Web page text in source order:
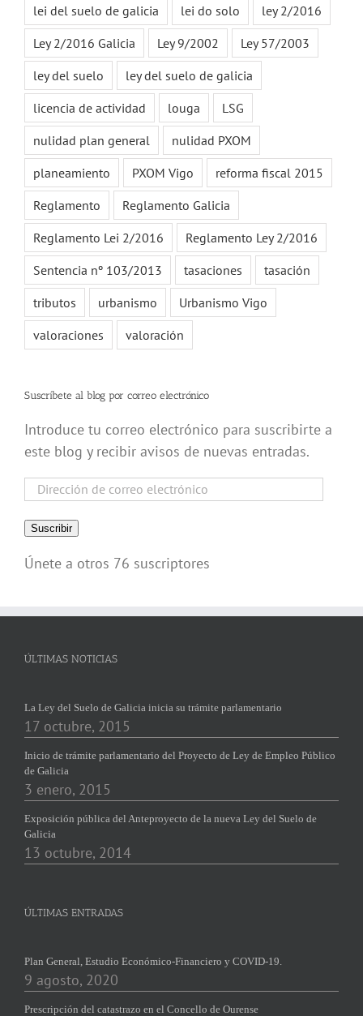
lei del suelo de galicia lei do solo
ley 2/2016
Ley 2/2016 Galicia
Ley 9/2002
Ley 57/2003
ley del suelo
ley del suelo de galicia
licencia de actividad
louga
LSG
nulidad plan general
nulidad PXOM
planeamiento
PXOM Vigo
reforma fiscal 2015
Reglamento
Reglamento Galicia
Reglamento Lei 2/2016
Reglamento Ley 2/2016
Sentencia nº 103/2013
tasaciones
tasación
tributos
urbanismo
Urbanismo Vigo
valoraciones
valoración
Suscríbete al blog por correo electrónico
Introduce tu correo electrónico para suscribirte a
este blog y recibir avisos de nuevas entradas.
Dirección
correo
electrónico
Suscribir
Únete a otros 76 suscriptores
ÚLTIMAS NOTICIAS
La Ley del Suelo de Galicia inicia su trámite parlamentario
17 octubre, 2015
Inicio de trámite parlamentario del Proyecto de Ley de Empleo Público
de Galicia
3 enero, 2015
Exposición pública del Anteproyecto de la nueva Ley del Suelo de
Galicia
13 octubre, 2014
ÚLTIMAS ENTRADAS
Plan General, Estudio Económico-Financiero y COVID-19.
9 agosto, 2020
Prescripción del catastrazo en el Concello de Ourense